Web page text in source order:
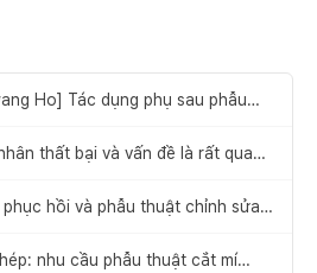
Ho] Tác dụng phụ sau phẫu
thất bại và vấn đề là rất quan
hồi và phẫu thuật chỉnh sửa
nhu cầu phẫu thuật cắt mí